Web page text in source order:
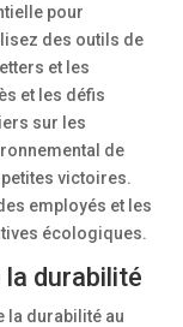
pour
des outils de
et les
et les défis
sur les
de
petites victoires.
employés et les
écologiques.
durabilité
la durabilité au